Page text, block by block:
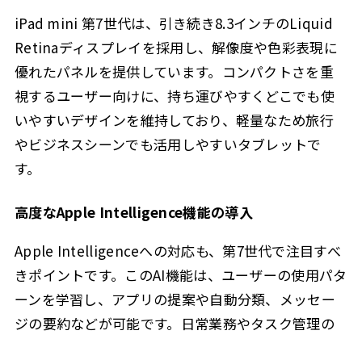
iPad mini 第7世代は、引き続き8.3インチのLiquid
Retinaディスプレイを採用し、解像度や色彩表現に
優れたパネルを提供しています。コンパクトさを重
視するユーザー向けに、持ち運びやすくどこでも使
いやすいデザインを維持しており、軽量なため旅行
やビジネスシーンでも活用しやすいタブレットで
す。
高度なApple Intelligence機能の導入
Apple Intelligenceへの対応も、第7世代で注目すべ
きポイントです。このAI機能は、ユーザーの使用パタ
ーンを学習し、アプリの提案や自動分類、メッセー
ジの要約などが可能です。日常業務やタスク管理の